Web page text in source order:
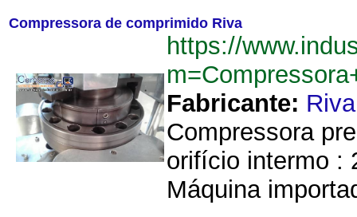
Compressora de comprimido Riva
https://
Fabricante: Riva
Compressora
orifício intermo :
Máquina